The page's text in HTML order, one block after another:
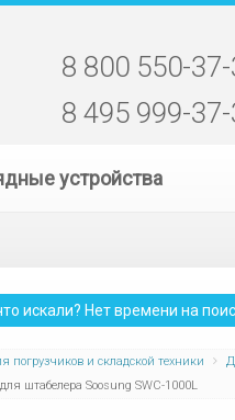
8 800 550-
8 495 999-
устройства
искали? Нет времени на
погрузчиков и складской техники
штабелера Soosung SWC-1000L